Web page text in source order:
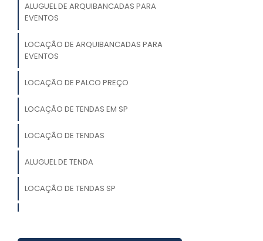
ALUGUEL DE ARQUIBANCADAS PARA
EVENTOS
LOCAÇÃO DE ARQUIBANCADAS PARA
EVENTOS
LOCAÇÃO DE PALCO PREÇO
LOCAÇÃO DE TENDAS EM SP
LOCAÇÃO DE TENDAS
ALUGUEL DE TENDA
LOCAÇÃO DE TENDAS SP